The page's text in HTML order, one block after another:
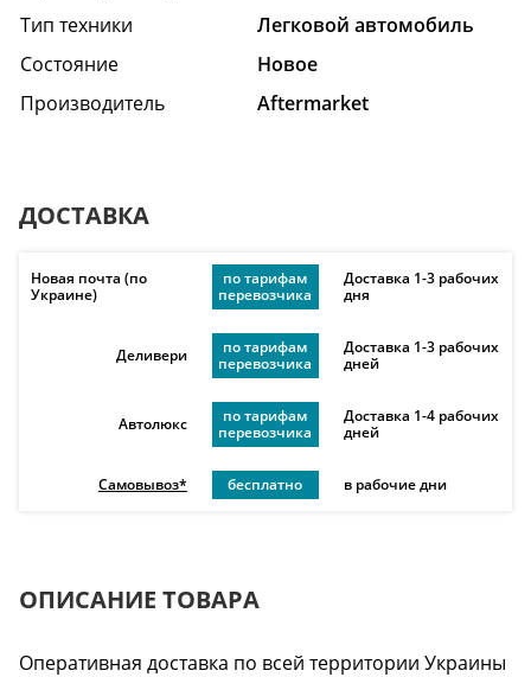
Тип техники
Легковой автомобиль
Состояние
Hовое
Производитель
Aftermarket
ДОСТАВКА
Новая почта (по
Украине)
по тарифам
перевозчика
Доставка 1-3 рабочих
дня
Деливери
по тарифам
перевозчика
Доставка 1-3 рабочих
дней
Автолюкс
по тарифам
перевозчика
Доставка 1-4 рабочих
дней
Самовывоз* бесплатно в рабочие дни
ОПИСАНИЕ ТОВАРА
Оперативная доставка по всей территории Украины